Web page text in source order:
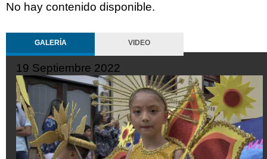
No hay contenido disponible.
GALERÍA VIDEO
19 Septiembre 2022